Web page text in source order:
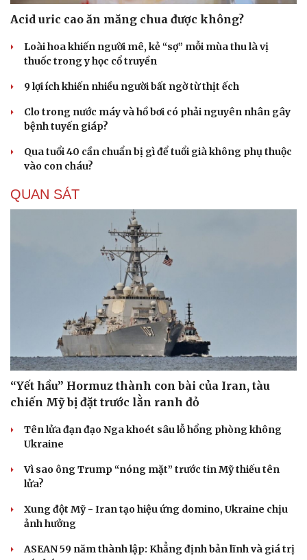
Acid uric cao ăn măng chua được không?
Loài hoa khiến người mê, kẻ “sợ” mỗi mùa thu là vị
thuốc trong y học cổ truyền
9 lợi ích khiến nhiều người bất ngờ từ thịt ếch
Clo trong nước máy và hồ bơi có phải nguyên nhân gây
bệnh tuyến giáp?
Qua tuổi 40 cần chuẩn bị gì để tuổi già không phụ thuộc
vào con cháu?
QUAN SÁT
“Yết hầu” Hormuz thành con bài của Iran, tàu
chiến Mỹ bị đặt trước lằn ranh đỏ
Tên lửa đạn đạo Nga khoét sâu lỗ hổng phòng không
Ukraine
Vì sao ông Trump “nóng mặt” trước tin Mỹ thiếu tên
lửa?
Xung đột Mỹ - Iran tạo hiệu ứng domino, Ukraine chịu
ảnh hưởng
ASEAN 59 năm thành lập: Khẳng định bản lĩnh và giá trị